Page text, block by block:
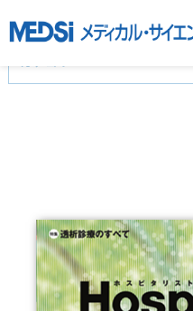
基礎医学(93)
基礎医学
看護学(21)
医療技術
栄養学(0)
薬学(7)
衛生・公衆衛生学(14)
医学一般